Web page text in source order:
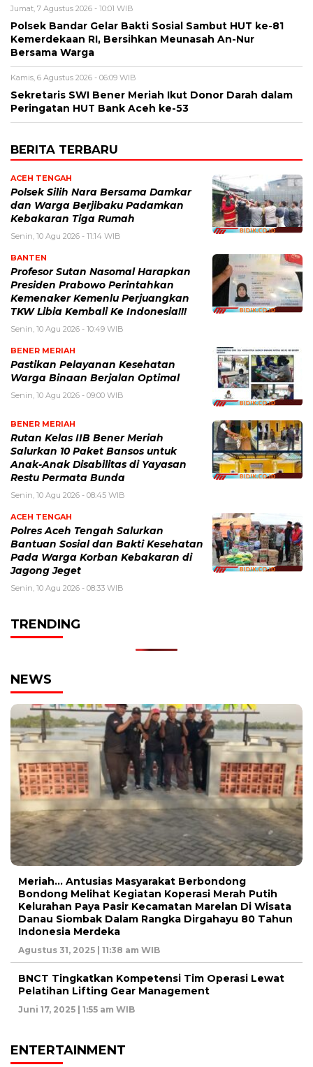
Jumat, 7 Agustus 2026 - 10:01 WIB
Polsek Bandar Gelar Bakti Sosial Sambut HUT ke-81
Kemerdekaan RI, Bersihkan Meunasah An-Nur
Bersama Warga
Kamis, 6 Agustus 2026 - 06:09 WIB
Sekretaris SWI Bener Meriah Ikut Donor Darah dalam
Peringatan HUT Bank Aceh ke-53
BERITA TERBARU
ACEH TENGAH
Polsek Silih Nara Bersama Damkar
dan Warga Berjibaku Padamkan
Kebakaran Tiga Rumah
Senin, 10 Agu 2026 - 11:14 WIB
BANTEN
Profesor Sutan Nasomal Harapkan
Presiden Prabowo Perintahkan
Kemenaker Kemenlu Perjuangkan
TKW Libia Kembali Ke Indonesia!!!
Senin, 10 Agu 2026 - 10:49 WIB
BENER MERIAH
Pastikan Pelayanan Kesehatan
Warga Binaan Berjalan Optimal
Senin, 10 Agu 2026 - 09:00 WIB
BENER MERIAH
Rutan Kelas IIB Bener Meriah
Salurkan 10 Paket Bansos untuk
Anak-Anak Disabilitas di Yayasan
Restu Permata Bunda
Senin, 10 Agu 2026 - 08:45 WIB
ACEH TENGAH
Polres Aceh Tengah Salurkan
Bantuan Sosial dan Bakti Kesehatan
Pada Warga Korban Kebakaran di
Jagong Jeget
Senin, 10 Agu 2026 - 08:33 WIB
TRENDING
NEWS
Meriah… Antusias Masyarakat Berbondong
Bondong Melihat Kegiatan Koperasi Merah Putih
Kelurahan Paya Pasir Kecamatan Marelan Di Wisata
Danau Siombak Dalam Rangka Dirgahayu 80 Tahun
Indonesia Merdeka
Agustus 31, 2025 | 11:38 am WIB
BNCT Tingkatkan Kompetensi Tim Operasi Lewat
Pelatihan Lifting Gear Management
Juni 17, 2025 | 1:55 am WIB
ENTERTAINMENT